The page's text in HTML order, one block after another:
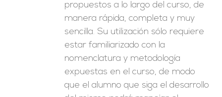
propuestos a lo largo del curso, de
manera rápida, completa y muy
sencilla. Su utilización sólo requiere
estar familiarizado con la
nomenclatura y metodología
expuestas en el curso, de modo
que el alumno que siga el desarrollo